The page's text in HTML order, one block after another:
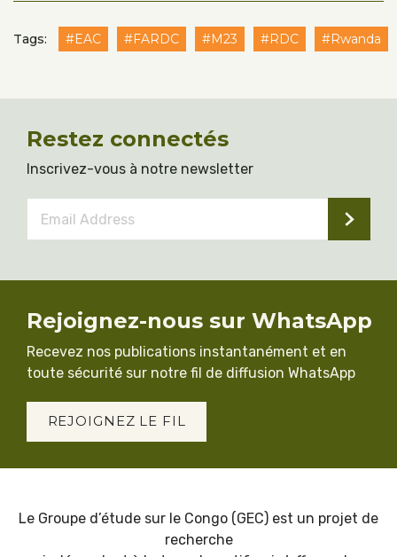
Tags: #EAC #FARDC #M23 #RDC #Rwanda
Restez connectés
Inscrivez-vous à notre newsletter
Address *
Rejoignez-nous sur WhatsApp
Recevez nos publications instantanément et en
toute sécurité sur notre fil de diffusion WhatsApp
REJOIGNEZ LE FIL
Le Groupe d’étude sur le Congo (GEC) est un projet de
recherche